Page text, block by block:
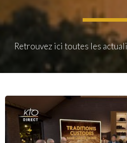
Retrouvez ici toutes les